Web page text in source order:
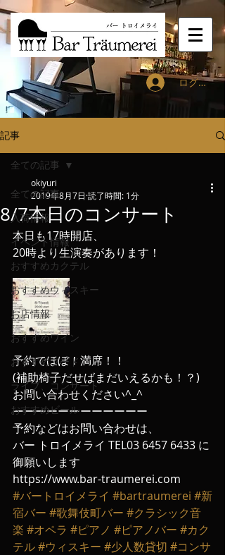
ログイン
記事
全ての記事
入荷情報
イベント情報
おすすめカクテル
おすすめウィスキー
お店情報
おすすめワイン
おすすめフード
ライブ、コンサート
おすすめビール
全ての記事
8/7本日のコンサート
okiyuri
2019年8月7日 読了時間: 1分
本日も17時開店、
20時より生演奏があります！
予約でほぼ！満席！！
(補助椅子だせばまだいえるかも！？)
お問い合わせください^_^
ーーーーーーーーーーーー
予約などはお問い合わせは、
バー トロイメライ TEL03 6457 6433 に
御願いします
https://www.bar-traumerei.com
#バートロイメライ #bartraumerei #新
宿バー #歌舞伎町バー #クラシック音
楽 #オペラ #ピアノ #ピアノバー #カク
テル#ウィスキー #少人数貸切 #コンサ